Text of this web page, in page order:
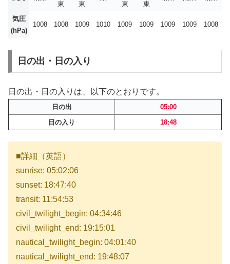
東
東
東
東
気圧
(hPa)
1008 1008 1009 1010 1009 1009 1009 1009 1008
日の出・日の入り
日の出・日の入りは、以下のとおりです。
日の出
05:00
日の入り
18:48
■詳細（英語）
sunrise: 05:02:06
sunset: 18:47:40
transit: 11:54:53
civil_twilight_begin: 04:34:46
civil_twilight_end: 19:15:01
nautical_twilight_begin: 04:01:40
nautical_twilight_end: 19:48:07